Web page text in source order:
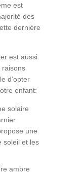
est
des
dernière
est aussi
d’opter
enfant:
solaire
une
soleil et les
ambre